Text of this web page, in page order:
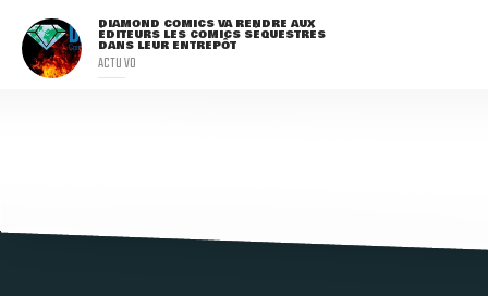
DIAMOND COMICS VA RENDRE AUX
ÉDITEURS LES COMICS SÉQUESTRÉS
DANS LEUR ENTREPÔT
ACTU VO